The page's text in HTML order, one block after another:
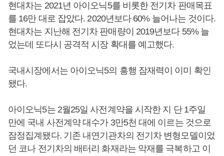
현대차는 2021년 아이오닉5를 비롯한 전기차 판매목표
를 16만 대로 잡았다. 2020년보다 60% 늘어나는 것이다.
현대차는 지난해 전기차 판매량이 2019년보다 55% 늘
었는데 또다시 공격적 시장 확대를 예고했다.
국내시장에서는 아이오닉5의 흥행 잠재력이 이미 확인
됐다.
아이오닉5는 2월25일 사전계약을 시작한 지 단 1주일
만에 국내 사전계약 대수가 3만5천 대에 이르는 것으로
잠정집계됐다. 기존 내연기관차의 전기차 변형모델이었
던 코나 전기차의 배터리 화재라는 악재를 극복하고 이